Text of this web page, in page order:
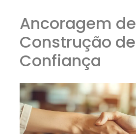
Ancoragem
Construção de
Confiança